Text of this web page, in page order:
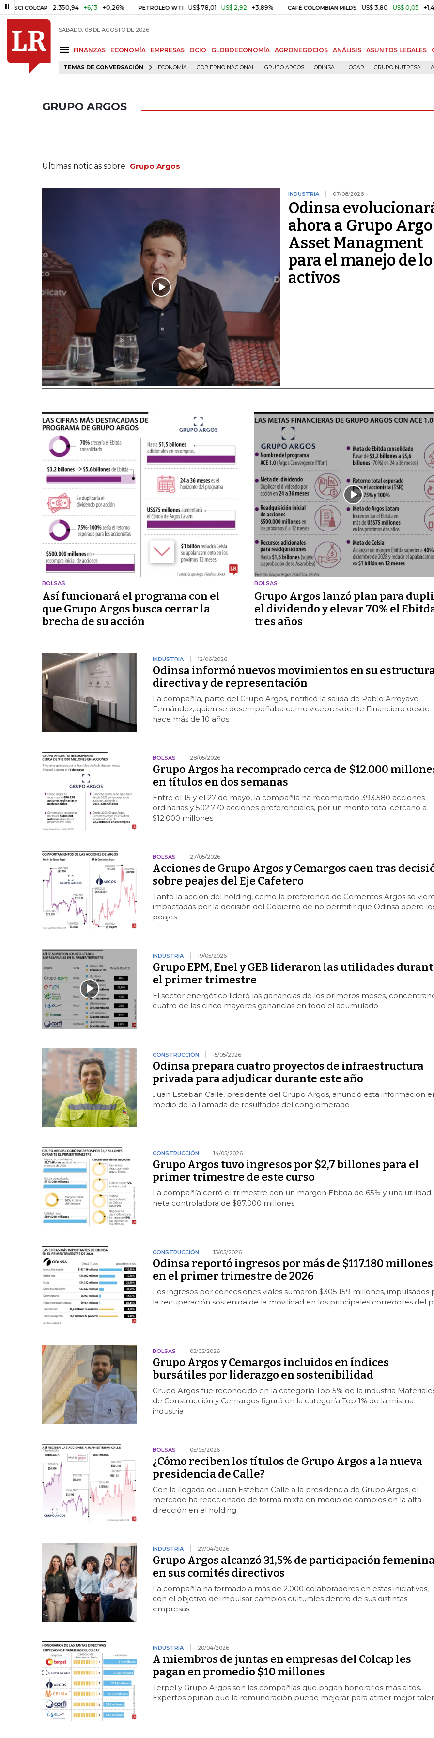
2.350,94 +6,13 +0,26% PETRÓLEO WTI US$ 78,01 US$ 2,92 +3,89% CAFÉ COLOMBIAN MILDS US$ 3,80 US$ 0,05 +1,40%
SÁBADO, 08 DE AGOSTO DE 2026
FINANZAS ECONOMÍA EMPRESAS OCIO GLOBOECONOMÍA AGRONEGOCIOS ANÁLISIS ASUNTOS LEGALES
TEMAS DE CONVERSACIÓN ECONOMÍA GOBIERNO NACIONAL GRUPO ARGOS ODINSA HOGAR GRUPO NUTRESA
GRUPO ARGOS
Últimas noticias sobre: Grupo Argos
INDUSTRIA 07/08/2026
Odinsa
ahora a Grupo
Asset Managment
para el manejo de
activos
BOLSAS
Así funcionará el programa con el
que Grupo Argos busca cerrar la
brecha de su acción
BOLSAS
Grupo Argos lanzó plan para
el dividendo y elevar 70% el
tres años
INDUSTRIA 12/06/2026
Odinsa informó nuevos movimientos en su
directiva y de representación
La compañía, parte del Grupo Argos, notificó la salida de Pablo Arroyave
Fernández, quien se desempeñaba como vicepresidente Financiero desde
hace más de 10 años
BOLSAS 28/05/2026
Grupo Argos ha recomprado cerca de $12.000
en títulos en dos semanas
Entre el 15 y el 27 de mayo, la compañía ha recomprado 393.580 acciones
ordinarias y 502.770 acciones preferenciales, por un monto total cercano a
$12.000 millones
BOLSAS 27/05/2026
Acciones de Grupo Argos y Cemargos caen tras
sobre peajes del Eje Cafetero
Tanto la acción del holding, como la preferencia de Cementos Argos se
impactadas por la decisión del Gobierno de no permitir que Odinsa opere
peajes
INDUSTRIA 19/05/2026
Grupo EPM, Enel y GEB lideraron las utilidades
el primer trimestre
El sector energético lideró las ganancias de los primeros meses,
cuatro de las cinco mayores ganancias en todo el acumulado
CONSTRUCCIÓN 15/05/2026
Odinsa prepara cuatro proyectos de infraestructura
privada para adjudicar durante este año
Juan Esteban Calle, presidente del Grupo Argos, anunció esta información
medio de la llamada de resultados del conglomerado
CONSTRUCCIÓN 14/05/2026
Grupo Argos tuvo ingresos por $2,7 billones para el
primer trimestre de este curso
La compañía cerró el trimestre con un margen Ebitda de 65% y una utilidad
neta controladora de $87.000 millones
CONSTRUCCIÓN 13/05/2026
Odinsa reportó ingresos por más de $117.180 millones
en el primer trimestre de 2026
Los ingresos por concesiones viales sumaron $305.159 millones, impulsados
la recuperación sostenida de la movilidad en los principales corredores del
BOLSAS 05/05/2026
Grupo Argos y Cemargos incluidos en índices
bursátiles por liderazgo en sostenibilidad
Grupo Argos fue reconocido en la categoría Top 5% de la industria
de Construcción y Cemargos figuró en la categoría Top 1% de la misma
industria
BOLSAS 05/05/2026
¿Cómo reciben los títulos de Grupo Argos a la nueva
presidencia de Calle?
Con la llegada de Juan Esteban Calle a la presidencia de Grupo Argos, el
mercado ha reaccionado de forma mixta en medio de cambios en la alta
dirección en el holding
INDUSTRIA 27/04/2026
Grupo Argos alcanzó 31,5% de participación
en sus comités directivos
La compañía ha formado a más de 2.000 colaboradores en estas iniciativas,
con el objetivo de impulsar cambios culturales dentro de sus distintas
empresas
INDUSTRIA 20/04/2026
A miembros de juntas en empresas del Colcap les
pagan en promedio $10 millones
Terpel y Grupo Argos son las compañías que pagan honorarios más altos.
Expertos opinan que la remuneración puede mejorar para atraer mejor